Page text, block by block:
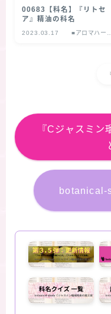
00683【科名】『リトセ
ア』精油の科名
2023.03.17
■アロマハー
『Cジャスミ
botanical-